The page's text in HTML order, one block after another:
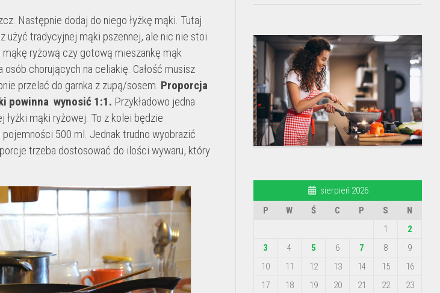
Następnie dodaj do niego łyżkę mąki. Tutaj
użyć tradycyjnej mąki pszennej, ale nic nie stoi
ryżową czy gotową mieszankę mąk
chorujących na celiakię. Całość musisz
przelać do garnka z zupą/sosem. Proporcja
powinna wynosić 1:1. Przykładowo jedna
łyżki mąki ryżowej. To z kolei będzie
500 ml. Jednak trudno wyobrazić
trzeba dostosować do ilości wywaru, który
sierpień 2026
P
W Ś C P S
N
1
2
3
4 5 6 7 8
9
10
11 12 13 14 15
16
17
18 19 20 21 22
23